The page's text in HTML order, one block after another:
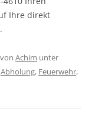
Ihre direkt
von Achim unter
Abholung, Feuerwehr,